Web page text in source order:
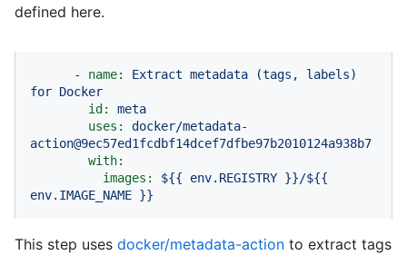
defined here.
- name: Extract metadata (tags,
labels)
for Docker
id:
meta
uses:
docker/metadata-
action@9ec57ed1fcdbf14dcef7dfbe97b2010124a938b7
with:
images:
${{ env.REGISTRY }}/${{
env.IMAGE_NAME }}
This step uses docker/metadata-action to extract tags